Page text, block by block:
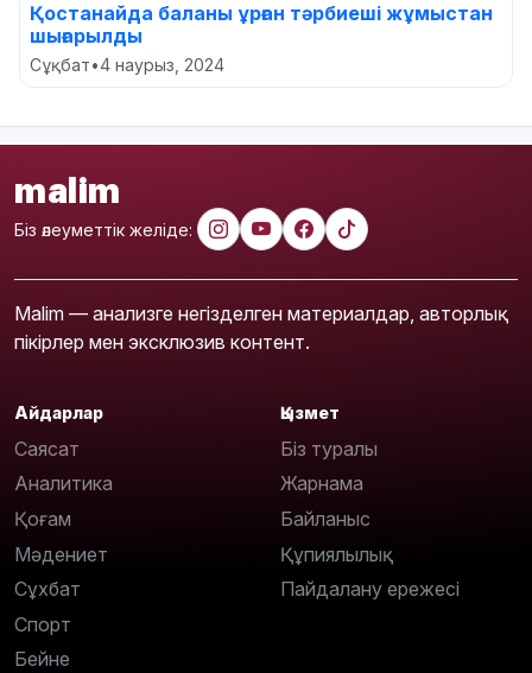
Қостанайда баланы ұрған тәрбиеші жұмыстан
шығарылды
Сұқбат•4 наурыз, 2024
malim
Біз әлеуметтік желіде:
Malim — анализге негізделген материалдар, авторлық
пікірлер мен эксклюзив контент.
Айдарлар
Саясат
Аналитика
Қоғам
Мәдениет
Сұхбат
Спорт
Бейне
Қызмет
Біз туралы
Жарнама
Байланыс
Құпиялылық
Пайдалану ережесі